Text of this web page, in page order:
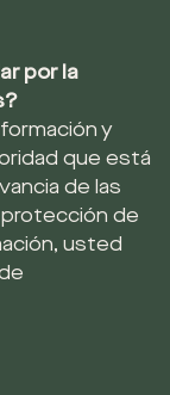
por la
y
que está
de las
de
usted